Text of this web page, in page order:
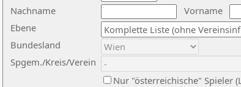
Nachname
Vorname
Ebene
Bundesland
Spgem./Kreis/Verein
Nur "österreichische" Spieler